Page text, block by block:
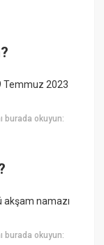
Temmuz 2023
burada okuyun:
akşam namazı
burada okuyun: